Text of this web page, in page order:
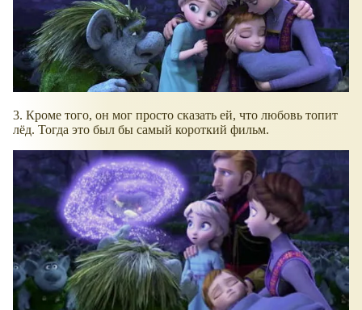
3. Кроме того, он мог просто сказать ей, что любовь топит
лёд. Тогда это был бы самый короткий фильм.